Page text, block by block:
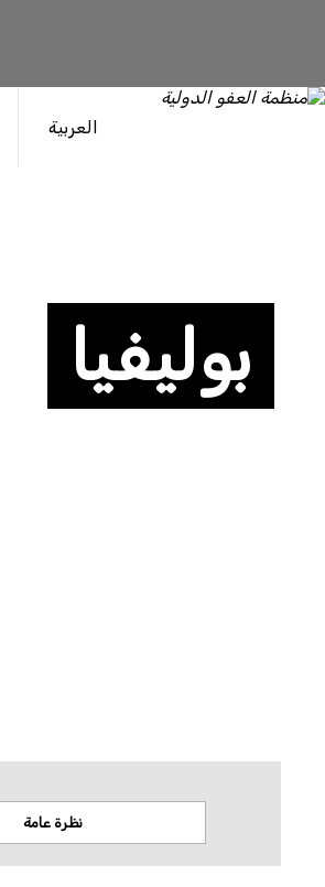
العربية
بوليفيا
نظرة عامة